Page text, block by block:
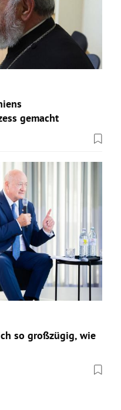
gemacht
so großzügig, wie